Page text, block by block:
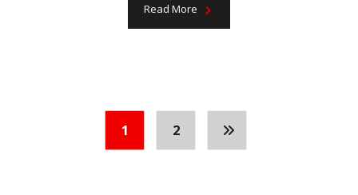
Read More
1 2